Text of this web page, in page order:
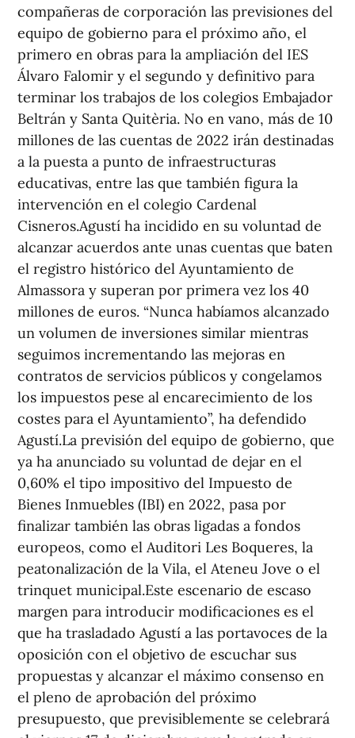
compañeras de corporación las previsiones del
equipo de gobierno para el próximo año, el
primero en obras para la ampliación del IES
Álvaro Falomir y el segundo y definitivo para
terminar los trabajos de los colegios Embajador
Beltrán y Santa Quitèria. No en vano, más de 10
millones de las cuentas de 2022 irán destinadas
a la puesta a punto de infraestructuras
educativas, entre las que también figura la
intervención en el colegio Cardenal
Cisneros.Agustí ha incidido en su voluntad de
alcanzar acuerdos ante unas cuentas que baten
el registro histórico del Ayuntamiento de
Almassora y superan por primera vez los 40
millones de euros. “Nunca habíamos alcanzado
un volumen de inversiones similar mientras
seguimos incrementando las mejoras en
contratos de servicios públicos y congelamos
los impuestos pese al encarecimiento de los
costes para el Ayuntamiento”, ha defendido
Agustí.La previsión del equipo de gobierno, que
ya ha anunciado su voluntad de dejar en el
0,60% el tipo impositivo del Impuesto de
Bienes Inmuebles (IBI) en 2022, pasa por
finalizar también las obras ligadas a fondos
europeos, como el Auditori Les Boqueres, la
peatonalización de la Vila, el Ateneu Jove o el
trinquet municipal.Este escenario de escaso
margen para introducir modificaciones es el
que ha trasladado Agustí a las portavoces de la
oposición con el objetivo de escuchar sus
propuestas y alcanzar el máximo consenso en
el pleno de aprobación del próximo
presupuesto, que previsiblemente se celebrará